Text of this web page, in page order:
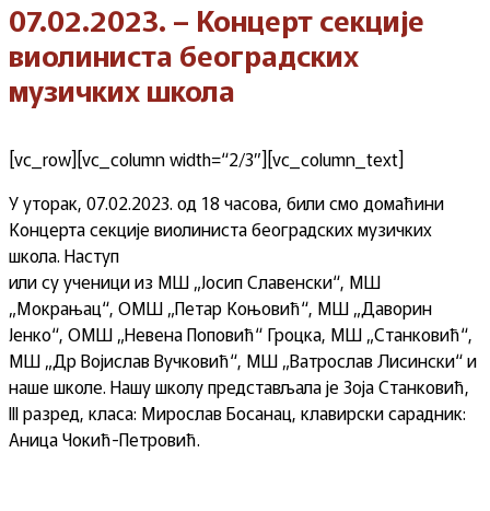
07.02.2023. – Концерт секције
виолиниста београдских
музичких школа
[vc_row][vc_column width=“2/3″][vc_column_text]
У уторак, 07.02.2023. од 18 часова, били смо домаћини
Концерта секције виолиниста београдских музичких
школа. Наступ
или су ученици из МШ „Јосип Славенски“, МШ
„Мокрањац“, ОМШ „Петар Коњовић“, МШ „Даворин
Јенко“, ОМШ „Невена Поповић“ Гроцка, МШ „Станковић“,
МШ „Др Војислав Вучковић“, МШ „Ватрослав Лисински“ и
наше школе. Нашу школу представљала је Зоја Станковић,
III разред, класа: Мирослав Босанац, клавирски сарадник:
Аница Чокић-Петровић.